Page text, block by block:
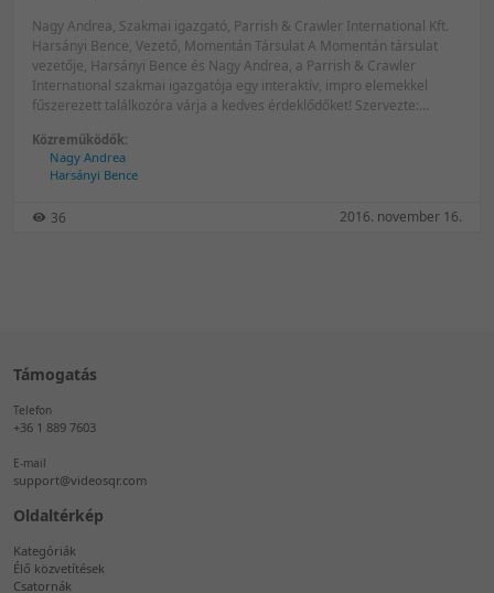
Nagy Andrea, Szakmai igazgató, Parrish & Crawler International Kft.
Harsányi Bence, Vezető, Momentán Társulat A Momentán társulat
vezetője, Harsányi Bence és Nagy Andrea, a Parrish & Crawler
International szakmai igazgatója egy interaktív, impro elemekkel
fűszerezett találkozóra várja a kedves érdeklődőket! Szervezte:
Közreműködők:
Nagy Andrea
Harsányi Bence
36 2016. november 16.
Támogatás
Telefon
+36 1 889 7603
E-mail
support@videosqr.com
Oldaltérkép
Kategóriák
Élő közvetítések
Csatornák